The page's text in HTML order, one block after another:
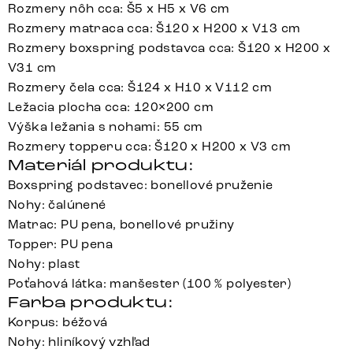
Rozmery nôh cca: Š5 x H5 x V6 cm
Rozmery matraca cca: Š120 x H200 x V13 cm
Rozmery boxspring podstavca cca: Š120 x H200 x
V31 cm
Rozmery čela cca: Š124 x H10 x V112 cm
Ležacia plocha cca: 120×200 cm
Výška ležania s nohami: 55 cm
Rozmery topperu cca: Š120 x H200 x V3 cm
Materiál produktu:
Boxspring podstavec: bonellové pruženie
Nohy: čalúnené
Matrac: PU pena, bonellové pružiny
Topper: PU pena
Nohy: plast
Poťahová látka: manšester (100 % polyester)
Farba produktu:
Korpus: béžová
Nohy: hliníkový vzhľad